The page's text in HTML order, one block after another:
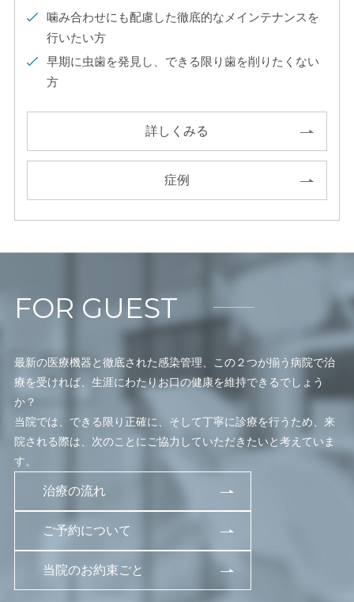
噛み合わせにも配慮した徹底的なメインテナンスを
行いたい方
早期に虫歯を発見し、できる限り歯を削りたくない
方
詳しくみる
症例
FOR GUEST
最新の医療機器と徹底された感染管理、この２つが揃う病院で治
療を受ければ、生涯にわたりお口の健康を維持できるでしょう
か？
当院では、できる限り正確に、そして丁寧に診療を行うため、来
院される際は、次のことにご協力していただきたいと考えていま
す。
治療の流れ
ご予約について
当院のお約束ごと